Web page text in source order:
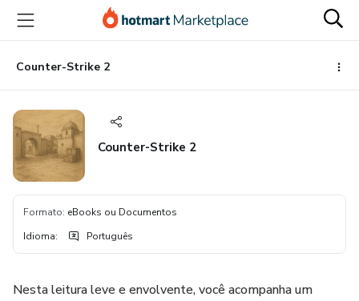
para
conteúdo
principal
para
pagamento
para
rodapéCounter-Strike 2
Counter-Strike 2
Formato: eBooks ou Documentos
Idioma: Português
Nesta leitura leve e envolvente, você acompanha um